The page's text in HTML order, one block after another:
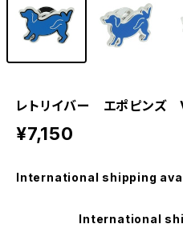
レトリイバー エポピン
¥7,150
International shipping
International